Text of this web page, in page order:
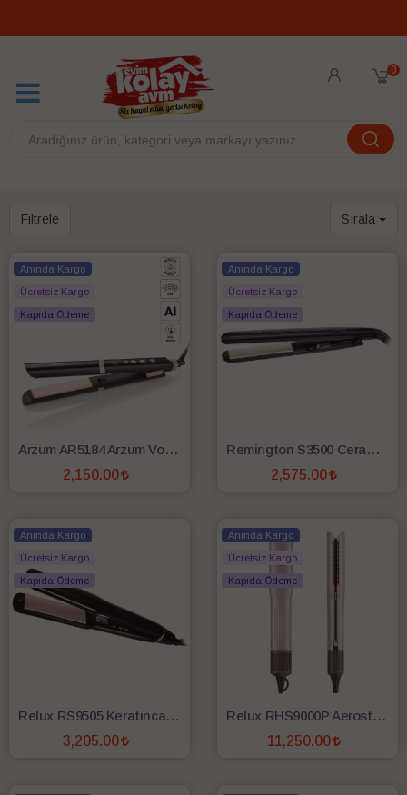
0
Filtrele Sırala
Anında Kargo
Ücretsiz Kargo
Kapıda Ödeme
Arzum AR5184 Arzum Volume Pro Saç Düzleştirici
2,150.00
Anında Kargo
Ücretsiz Kargo
Kapıda Ödeme
Remington S3500 Ceramic Straight Seramik Saç Düzleştirici
2,575.00
Anında Kargo
Ücretsiz Kargo
Kapıda Ödeme
Relux RS9505 Keratincare Keratin Korumalı Saç Düzleştirici
3,205.00
Anında Kargo
Ücretsiz Kargo
Kapıda Ödeme
Relux RHS9000P Aerostraight Pembe Islak Kuru Saç Düzleştirici
11,250.00